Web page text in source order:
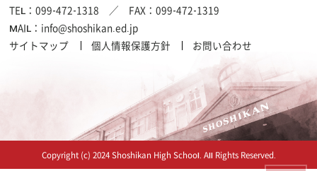
TEL：099-472-1318 ／ FAX：099-472-1319
MAIL： info@shoshikan.ed.jp
サイトマップ
個人情報保護方針 お問い合わせ
Copyright (c) 2024 Shoshikan High School. All Rights Reserved.